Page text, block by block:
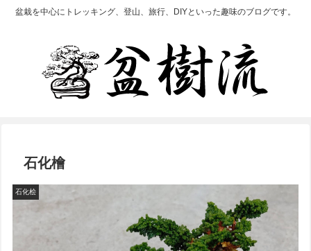
盆栽を中心にトレッキング、登山、旅行、DIYといった趣味のブログです。
石化檜
石化桧